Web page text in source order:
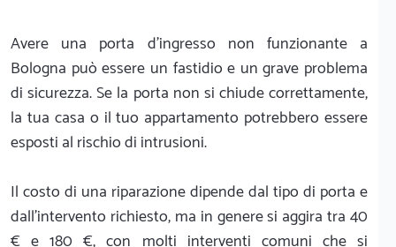
Avere una porta d'ingresso non funzionante a
Bologna può essere un fastidio e un grave problema
di sicurezza. Se la porta non si chiude correttamente,
la tua casa o il tuo appartamento potrebbero essere
esposti al rischio di intrusioni.
Il costo di una riparazione dipende dal tipo di porta e
dall'intervento richiesto, ma in genere si aggira tra 40
€ e 180 €, con molti interventi comuni che si